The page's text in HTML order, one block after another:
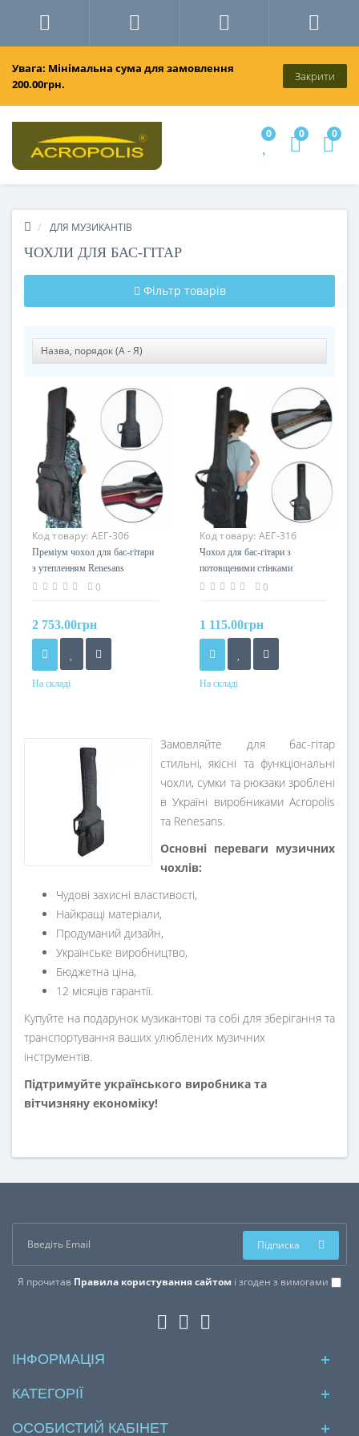
Увага: Мінімальна сума для замовлення
200.00грн.
Закрити
0 0 0
ДЛЯ МУЗИКАНТІВ
ЧОХЛИ ДЛЯ БАС-ГІТАР
Фільтр товарів
Код товару: АЕГ-30б
Преміум чохол для бас-гітари
з утепленням Renesans
АЕГ-30б. Тришарова
0
2 753.00грн
На складі
Код товару: АЕГ-31б
Чохол для бас-гітари з
потовщеними стінками
(утепленням) Renesans
0
1 115.00грн
На складі
Замовляйте для бас-гітар
стильні, якісні та функціональні
чохли, сумки та рюкзаки зроблені
в Україні виробниками Acropolis
та Renesans.
Основні переваги музичних
чохлів:
Чудові захисні властивості,
Найкращі матеріали,
Продуманий дизайн,
Українське виробництво,
Бюджетна ціна,
12 місяців гарантії.
Купуйте на подарунок музикантові та собі для зберігання та
транспортування ваших улюблених музичних
інструментів.
Підтримуйте українського виробника та
вітчизняну економіку!
Я прочитав Правила користування сайтом і згоден з вимогами
Підписка
ІНФОРМАЦІЯ
КАТЕГОРІЇ
ОСОБИСТИЙ КАБІНЕТ